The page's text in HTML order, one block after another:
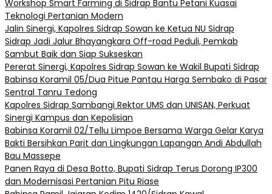
Workshop Smart Farming di Sidrap Bantu Petani Kuasai
Teknologi Pertanian Modern
Jalin Sinergi, Kapolres Sidrap Sowan ke Ketua NU Sidrap
Sidrap Jadi Jalur Bhayangkara Off-road Peduli, Pemkab
Sambut Baik dan Siap Sukseskan
Pererat Sinergi, Kapolres Sidrap Sowan ke Wakil Bupati Sidrap
Babinsa Koramil 05/Dua Pitue Pantau Harga Sembako di Pasar
Sentral Tanru Tedong
Kapolres Sidrap Sambangi Rektor UMS dan UNISAN, Perkuat
Sinergi Kampus dan Kepolisian
Babinsa Koramil 02/Tellu Limpoe Bersama Warga Gelar Karya
Bakti Bersihkan Parit dan Lingkungan Lapangan Andi Abdullah
Bau Massepe
Panen Raya di Desa Botto, Bupati Sidrap Terus Dorong IP300
dan Modernisasi Pertanian Pitu Riase